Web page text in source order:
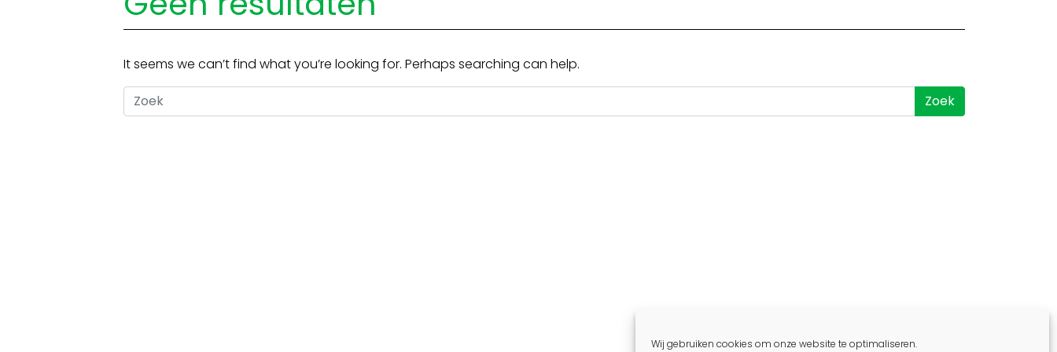
Wij gebruiken cookies om onze website te optimaliseren.
It seems we can’t find what you’re looking for. Perhaps searching can help.
Zoek